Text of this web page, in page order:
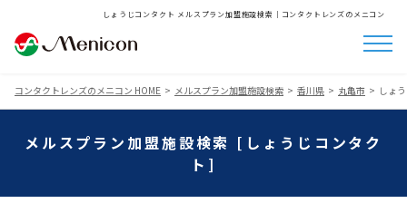
しょうじコンタクト メルスプラン加盟施設検索│コンタクトレンズのメニコン
コンタクトレンズのメニコン HOME メルスプラン加盟施設検索 香川県 丸亀市 しょ
メルスプラン加盟施設検索 [しょうじコンタク
ト]